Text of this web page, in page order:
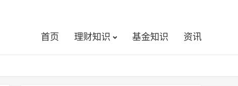
首页 理财知识 基金知识 资讯